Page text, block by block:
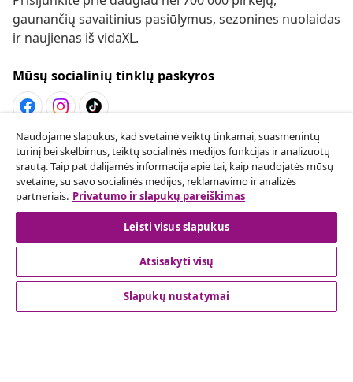
gaunančių savaitinius pasiūlymus, sezonines nuolaidas
ir naujienas iš vidaXL.
Mūsų socialinių tinklų paskyros
Sutarties atsisakymas
Pateikite prašymą atsisakyti užsakymo.
Sutarties atsisakymas
Klientų aptarnavimas
Naudojame slapukus, kad svetainė veiktų tinkamai, suasmenintų
turinį bei skelbimus, teiktų socialinės medijos funkcijas ir analizuotų
srautą. Taip pat dalijamės informacija apie tai, kaip naudojatės mūsų
svetaine, su savo socialinės medijos, reklamavimo ir analizės
partneriais. Privatumo ir slapukų pareiškimas
Leisti visus slapukus
Atsisakyti visų
Slapukų nustatymai